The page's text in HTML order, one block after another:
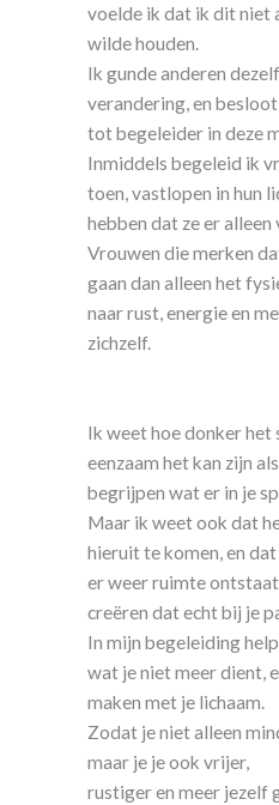
voelde ik dat ik dit niet
wilde houden.
Ik gunde anderen
verandering, en
tot begeleider in deze
Inmiddels begeleid ik
toen, vastlopen in hun
hebben dat ze er alleen
Vrouwen die merken
gaan dan alleen het
naar rust, energie en
zichzelf.
Ik weet hoe donker het
eenzaam het kan zijn
begrijpen wat er in je
Maar ik weet ook dat
hieruit te komen, en dat
er weer ruimte
creëren dat echt bij je
In mijn begeleiding
wat je niet meer dient,
maken met je lichaam.
Zodat je niet alleen
maar je je ook vrijer,
rustiger en meer jezelf